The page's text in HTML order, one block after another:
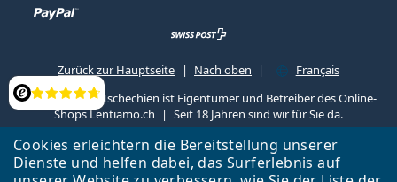
Cookies erleichtern die Bereitstellung unserer
Dienste und helfen dabei, das Surferlebnis auf
Bewertung
Zurück zur Hauptseite Nach oben
Français
Lentiamo s.r.o., Tschechien ist Eigentümer und Betreiber des Online-
Shops Lentiamo.ch
Seit 18 Jahren sind wir für Sie da.